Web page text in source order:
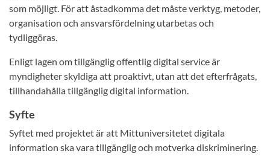
som möjligt. För att åstadkomma det måste verktyg, metoder,
organisation och ansvarsfördelning utarbetas och
tydliggöras.
Enligt lagen om tillgänglig offentlig digital service är
myndigheter skyldiga att proaktivt, utan att det efterfrågats,
tillhandahålla tillgänglig digital information.
Syfte
Syftet med projektet är att Mittuniversitetet digitala
information ska vara tillgänglig och motverka diskriminering.